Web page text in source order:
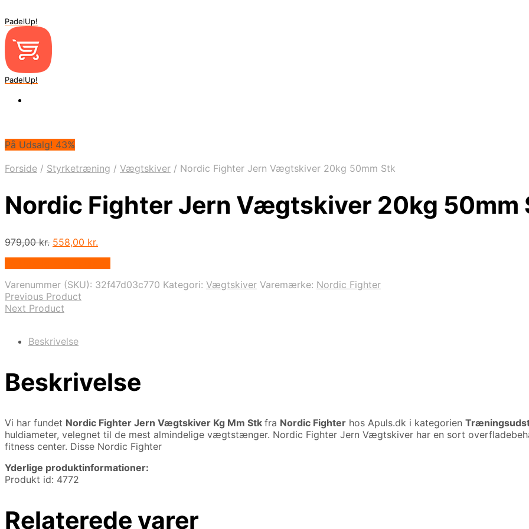
PadelUp!
PadelUp!
På Udsalg! 43%
Forside / Styrketræning / Vægtskiver / Nordic Fighter Jern Vægtskiver 20kg 50mm Stk
Nordic Fighter Jern Vægtskiver 20kg 50mm
979,00kr. Den
979,00 kr..
558,00 kr.
558,00 kr..
Varenummer (SKU): 32f47d03c770 Kategori: Vægtskiver Varemærke: Nordic Fighter
Previous Product
Next Product
Beskrivelse
Beskrivelse
Vi har fundet Nordic Fighter Jern Vægtskiver Kg Mm Stk fra Nordic Fighter hos Apuls.dk i kategorien
huldiameter, velegnet til de mest almindelige vægtstænger. Nordic Fighter Jern Vægtskiver har en sort
fitness center. Disse Nordic Fighter
Yderlige produktinformationer:
Produkt id: 4772
Relaterede varer